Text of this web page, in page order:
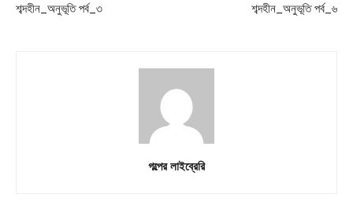
শব্দহীন_অনুভূতি পর্ব_৩ শব্দহীন_অনুভূতি পর্ব_৬
গল্পের লাইব্রেরি